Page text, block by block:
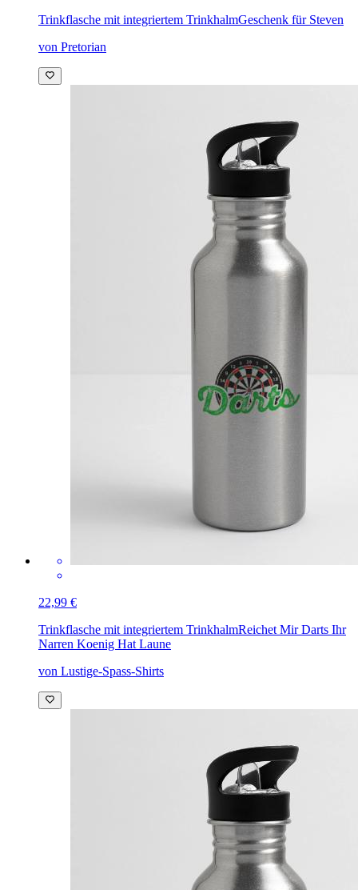
Trinkflasche mit integriertem TrinkhalmGeschenk für Steven
von Pretorian
22,99 €
Trinkflasche mit integriertem TrinkhalmReichet Mir Darts Ihr
Narren Koenig Hat Laune
von Lustige-Spass-Shirts